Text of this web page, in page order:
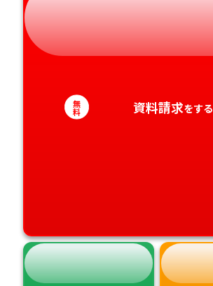
静岡県
愛知県
和歌山県
徳島県
香川県
大分県
宮崎県
無
料 資料請求をする